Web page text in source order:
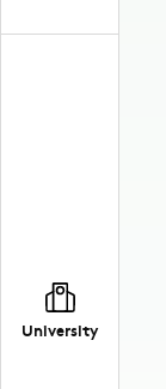
University